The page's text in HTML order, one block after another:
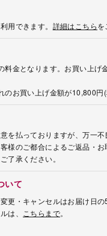
用できます。 詳細はこちらを
料金となります。お買い上
のお買い上げ金額が10,800
を払っておりますが、万一
様のご都合によるご返品・
了承ください。
いて
更・キャンセルはお届け日
は、
こちらまで。